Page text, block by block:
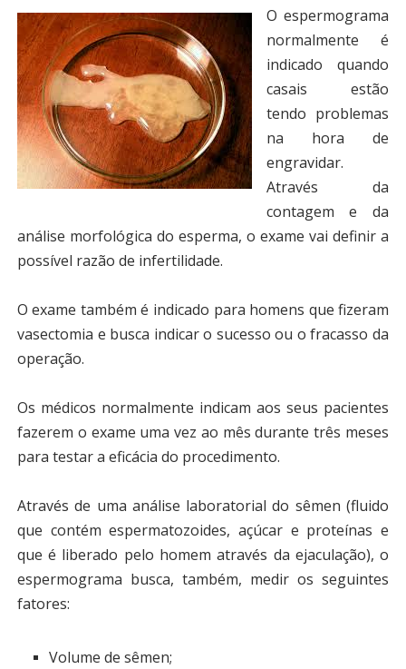
O espermograma
normalmente é
indicado quando
casais estão
tendo problemas
na hora de
engravidar.
Através da
contagem e da
análise morfológica do esperma, o exame vai definir a
possível razão de infertilidade.
O exame também é indicado para homens que fizeram
vasectomia e busca indicar o sucesso ou o fracasso da
operação.
Os médicos normalmente indicam aos seus pacientes
fazerem o exame uma vez ao mês durante três meses
para testar a eficácia do procedimento.
Através de uma análise laboratorial do sêmen (fluido
que contém espermatozoides, açúcar e proteínas e
que é liberado pelo homem através da ejaculação), o
espermograma busca, também, medir os seguintes
fatores:
Volume de sêmen;